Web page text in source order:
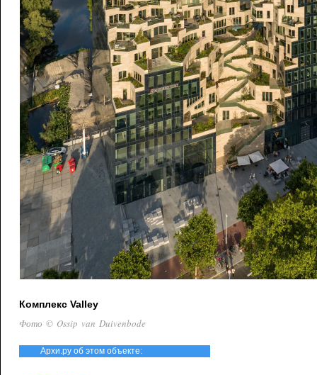
Комплекс Valley
Фото © Ossip van Duivenbode
Архи.ру об этом объекте: